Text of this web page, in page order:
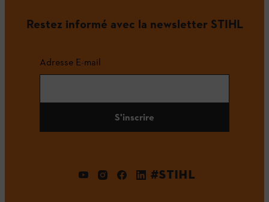
Restez informé avec la newsletter STIHL
Adresse E-mail
S'inscrire
#STIHL